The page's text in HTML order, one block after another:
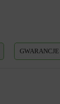
GWARANCJE